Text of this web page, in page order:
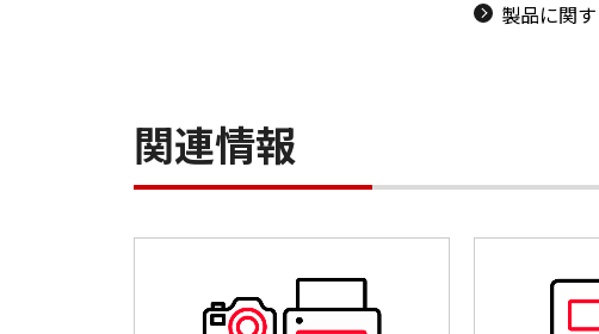
製品に関
関連情報